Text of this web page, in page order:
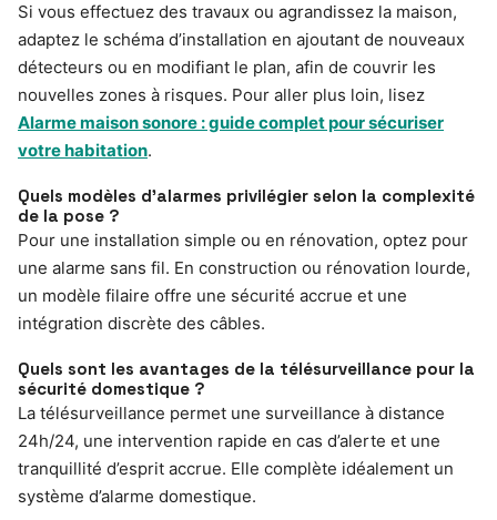
Si vous effectuez des travaux ou agrandissez la maison,
adaptez le schéma d’installation en ajoutant de nouveaux
détecteurs ou en modifiant le plan, afin de couvrir les
nouvelles zones à risques. Pour aller plus loin, lisez
Alarme maison sonore : guide complet pour sécuriser
votre habitation.
Quels modèles d’alarmes privilégier selon la complexité
de la pose ?
Pour une installation simple ou en rénovation, optez pour
une alarme sans fil. En construction ou rénovation lourde,
un modèle filaire offre une sécurité accrue et une
intégration discrète des câbles.
Quels sont les avantages de la télésurveillance pour la
sécurité domestique ?
La télésurveillance permet une surveillance à distance
24h/24, une intervention rapide en cas d’alerte et une
tranquillité d’esprit accrue. Elle complète idéalement un
système d’alarme domestique.